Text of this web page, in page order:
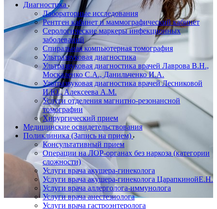
Диагностика
Лабораторные исследования
Рентген кабинет и маммографический кабинет
Серологические маркеры инфекционных
заболеваний
Спиральная компьютерная томография
Ультразвуковая диагностика
Ультразвуковая диагностика врачей Лаврова В.Н.,
Москаленко С.А., Данильченко И.А.
Ультразвуковая диагностика врачей Лесниковой
И.Ю., Алексеева А.М.
Услуги отделения магнитно-резонансной
томографии
Хирургический прием
Медицинские освидетельствования
Поликлиника (Запись на прием)
Консультативный прием
Операции на ЛОР-органах без наркоза (категории
сложности)
Услуги врача акушера-гинеколога
Услуги врача акушера-гинеколога ЦарапкинойЕ.Н.
Услуги врача аллерголога-иммунолога
Услуги врача анестезиолога
Услуги врача гастроэнтеролога